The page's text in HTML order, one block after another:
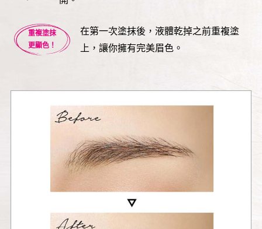
重複塗抹
更顯色！
在第一次塗抹後，液體乾掉之前重複塗
上，讓你擁有完美眉色。